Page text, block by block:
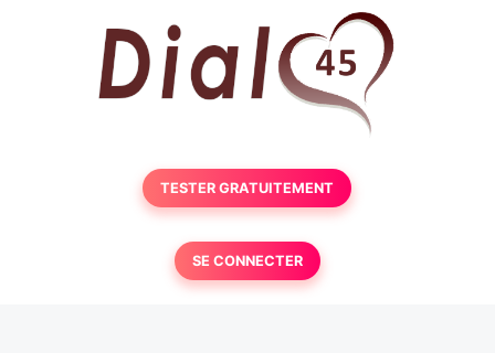
TESTER GRATUITEMENT
SE CONNECTER